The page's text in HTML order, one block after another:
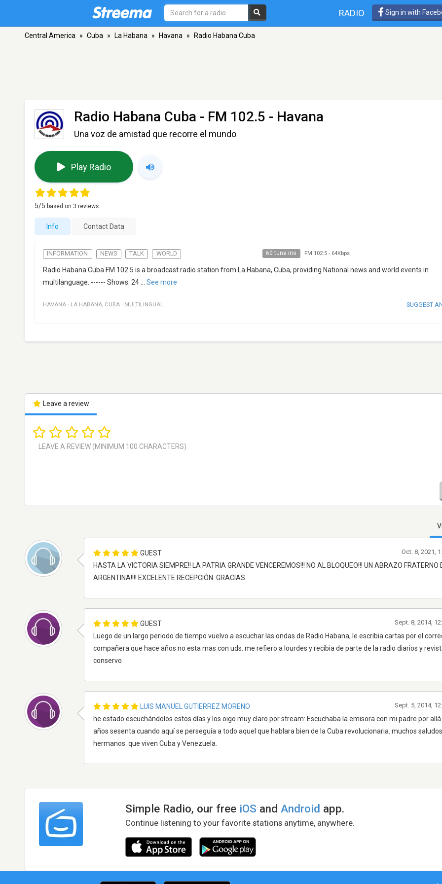
RADIO Sign in with
Central America » Cuba » La Habana » Havana » Radio Habana Cuba
Radio Habana Cuba - FM 102.5 - Havana
Una voz de amistad que recorre el mundo
Play Radio
5/5 based on 3 reviews.
Info Contact Data
INFORMATION NEWS TALK WORLD 60 tune ins FM 102.5- 64Kbps
Radio Habana Cuba FM 102.5 is a broadcast radio station from La Habana, Cuba, providing National news and world events in
multilanguage. ------ Shows: 24
See more
HAVANA · LA HABANA, CUBA · MULTILINGUAL SUGGEST
Leave a review
GUEST
HASTA LA VICTORIA SIEMPRE!! LA PATRIA GRANDE VENCEREMOS!!! NO AL BLOQUEO!!! UN ABRAZO FRATERNO
ARGENTINA!!!! EXCELENTE RECEPCIÓN. GRACIAS
Oct. 8, 2021,
GUEST
Luego de un largo periodo de tiempo vuelvo a escuchar las ondas de Radio Habana, le escribia cartas por el
compañera que hace años no esta mas con uds. me refiero a lourdes y recibia de parte de la radio diarios y
conservo
Sept. 8, 2014,
LUIS MANUEL GUTIERREZ MORENO
he estado escuchándolos estos días y los oigo muy claro por stream: Escuchaba la emisora con mi padre por allá
años sesenta cuando aquí se perseguía a todo aquel que hablara bien de la Cuba revolucionaria. muchos
hermanos. que viven Cuba y Venezuela.
Sept. 5, 2014,
Simple Radio, our free iOS andAndroid app.
Continue listening to your favorite stations anytime, anywhere.